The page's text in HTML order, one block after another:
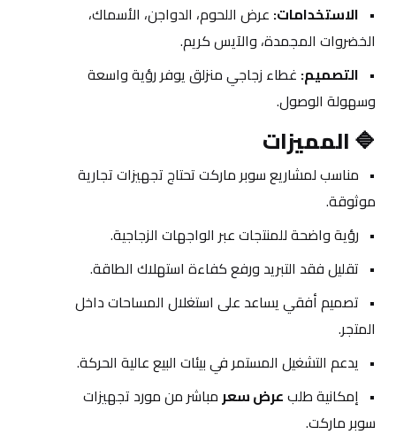
الاستخدامات:
الخضروات المجمدة، والآيس كريم.
التصميم:
وسهولة الوصول.
🔷 المميزات
موثوقة.
رؤية واضحة للمنتجات عبر الواجهات الزجاجية.
تقليل فقد التبريد ورفع كفاءة استهلاك الطاقة.
المتجر.
يدعم التشغيل المستمر في بيئات البيع عالية الحركة.
إمكانية طلب عرض سعر
سوبر ماركت.